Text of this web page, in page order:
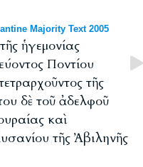
Majority Text 2005
ἡγεμονίας
Ποντίου
τῆς
δὲ τοῦ ἀδελφοῦ
καὶ
τῆς Ἀβιληνῆς